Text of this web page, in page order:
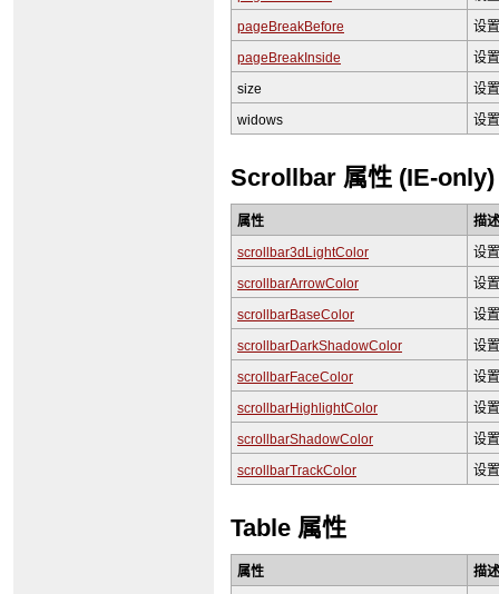
pageBreakBefore
设
pageBreakInside
设
size
设
widows
设
Scrollbar 属性 (IE-only)
属性
描述
scrollbar3dLightColor
设
scrollbarArrowColor
设
scrollbarBaseColor
设
scrollbarDarkShadowColor
设
scrollbarFaceColor
设
scrollbarHighlightColor
设
scrollbarShadowColor
设
scrollbarTrackColor
设
Table 属性
属性
描述